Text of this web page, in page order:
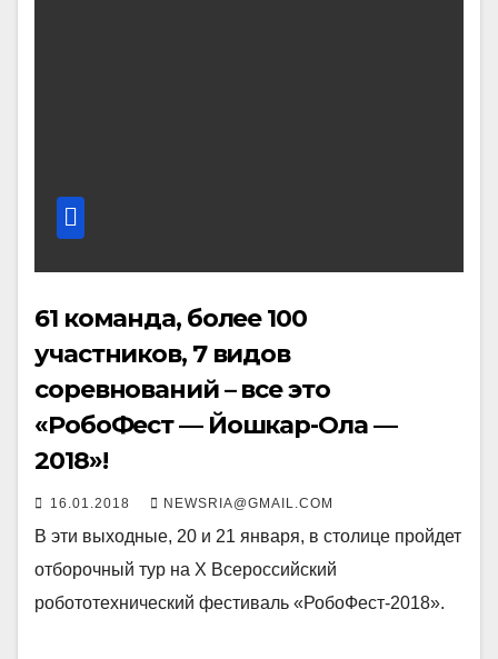
61 команда, более 100
участников, 7 видов
соревнований – все это
«РобоФест — Йошкар-Ола —
2018»!
16.01.2018 NEWSRIA@GMAIL.COM
В эти выходные, 20 и 21 января, в столице пройдет
отборочный тур на Х Всероссийский
робототехнический фестиваль «РобоФест-2018».